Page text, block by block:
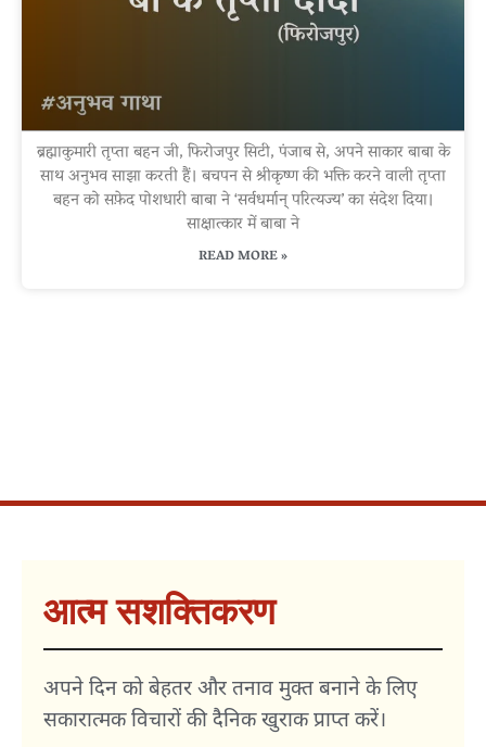
ब्रह्माकुमारी तृप्ता बहन जी, फिरोजपुर सिटी, पंजाब से, अपने साकार बाबा के
साथ अनुभव साझा करती हैं। बचपन से श्रीकृष्ण की भक्ति करने वाली तृप्ता
बहन को सफ़ेद पोशधारी बाबा ने ‘सर्वधर्मान् परित्यज्य’ का संदेश दिया।
साक्षात्कार में बाबा ने
READ MORE »
आत्म सशक्तिकरण
अपने दिन को बेहतर और तनाव मुक्त बनाने के लिए
सकारात्मक विचारों की दैनिक खुराक प्राप्त करें।